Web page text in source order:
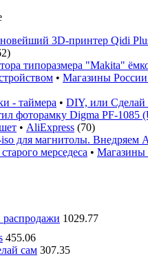
новейший 3D-принтер Qidi
)
типоразмера "Makita"
• Магазины
- таймера • DIY, или Сделай
фоторамку Digma PF-1085
• AliExpress (70)
для магнитолы. Внедряем
мерседеса • Магазины
1029.77
455.06
сам 307.35